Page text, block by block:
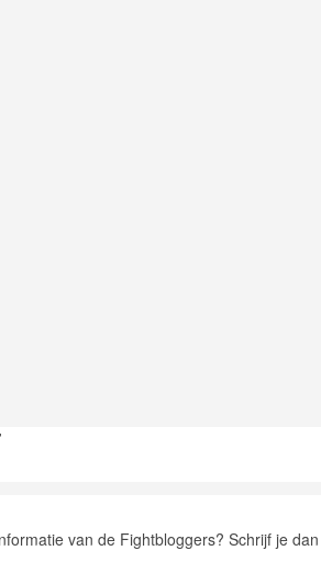
van de Fightbloggers? Schrijf je dan